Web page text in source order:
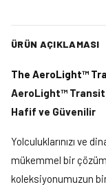
ÜRÜN AÇIKLAMASI
The AeroLight™
AeroLight™ Transit
Hafif ve Güvenilir
Yolculuklarınızı ve
mükemmel bir
koleksiyonumuzun